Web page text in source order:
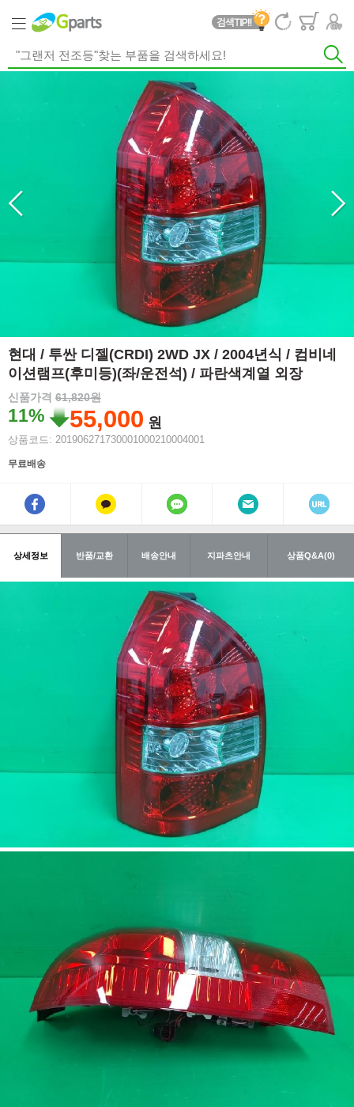
현대 / 투싼 디젤(CRDI) 2WD JX / 2004년식 / 컴비네
이션램프(후미등)(좌/운전석) / 파란색계열 외장
신품가격 61,820원
11% 55,000 원
상품코드: 201906271730001000210004001
무료배송
상세정보 반품/교환 배송안내 지파츠안내 상품Q&A(0)